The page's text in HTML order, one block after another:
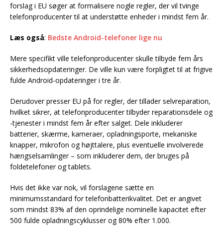
forslag i EU søger at formalisere nogle regler, der vil tvinge
telefonproducenter til at understøtte enheder i mindst fem år.
Læs også: Bedste Android-telefoner lige nu
Mere specifikt ville telefonproducenter skulle tilbyde fem års
sikkerhedsopdateringer. De ville kun være forpligtet til at frigive
fulde Android-opdateringer i tre år.
Derudover presser EU på for regler, der tillader selvreparation,
hvilket sikrer, at telefonproducenter tilbyder reparationsdele og
-tjenester i mindst fem år efter salget. Dele inkluderer
batterier, skærme, kameraer, opladningsporte, mekaniske
knapper, mikrofon og højttalere, plus eventuelle involverede
hængselsamlinger – som inkluderer dem, der bruges på
foldetelefoner og tablets.
Hvis det ikke var nok, vil forslagene sætte en
minimumsstandard for telefonbatterikvalitet. Det er angivet
som mindst 83% af den oprindelige nominelle kapacitet efter
500 fulde opladningscyklusser og 80% efter 1.000.